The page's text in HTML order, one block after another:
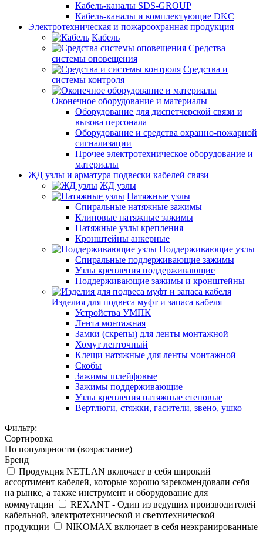
Кабель-каналы SDS-GROUP
Кабель-каналы и комплектующие DKC
Электротехническая и пожароохранная продукция
Кабель
Средства
системы оповещения
Средства и
системы контроля
Оконечное оборудование и материалы
Оборудование для диспетчерской связи и
вызова персонала
Оборудование и средства охранно-пожарной
сигнализации
Прочее электротехническое оборудование и
материалы
ЖД узлы и арматура подвески кабелей связи
ЖД узлы
Натяжные узлы
Спиральные натяжные зажимы
Клиновые натяжные зажимы
Натяжные узлы крепления
Кронштейны анкерные
Поддерживающие узлы
Спиральные поддерживающие зажимы
Узлы крепления поддерживающие
Поддерживающие зажимы и кронштейны
Изделия для подвеса муфт и запаса кабеля
Устройства УМПК
Лента монтажная
Замки (скрепы) для ленты монтажной
Хомут ленточный
Клещи натяжные для ленты монтажной
Скобы
Зажимы шлейфовые
Зажимы поддерживающие
Узлы крепления натяжные стеновые
Вертлюги, стяжки, гасители, звено, ушко
Фильтр:
Сортировка
По популярности (возрастание)
Бренд
Продукция NETLAN включает в себя широкий
ассортимент кабелей, которые хорошо зарекомендовали себя
на рынке, а также инструмент и оборудование для
коммутации
REXANT - Один из ведущих производителей
кабельной, электротехнической и светотехнической
продукции
NIKOMAX включает в себя неэкранированные